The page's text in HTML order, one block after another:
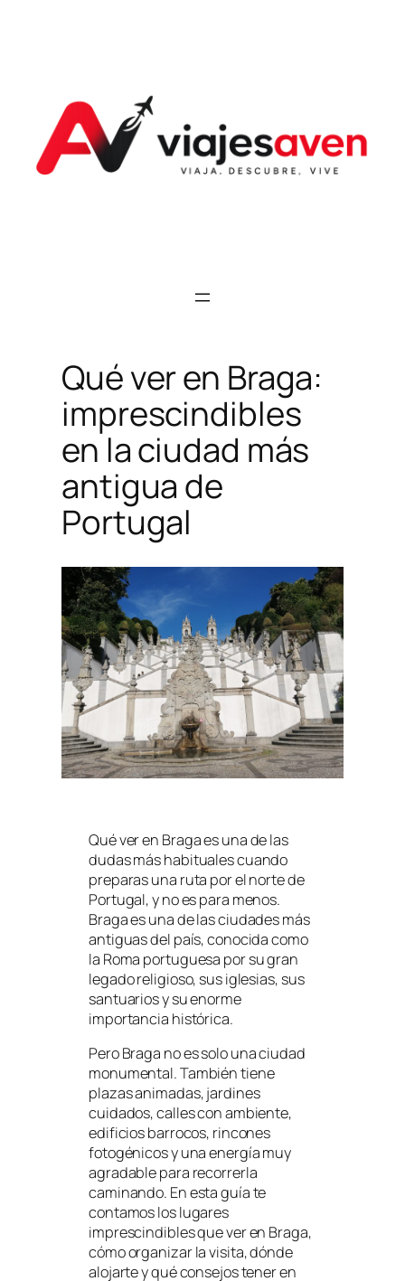
contenido
Qué ver en Braga:
imprescindibles
en la ciudad más
antigua de
Portugal
Qué ver en Braga es una de las
dudas más habituales cuando
preparas una ruta por el norte de
Portugal, y no es para menos.
Braga es una de las ciudades más
antiguas del país, conocida como
la Roma portuguesa por su gran
legado religioso, sus iglesias, sus
santuarios y su enorme
importancia histórica.
Pero Braga no es solo una ciudad
monumental. También tiene
plazas animadas, jardines
cuidados, calles con ambiente,
edificios barrocos, rincones
fotogénicos y una energía muy
agradable para recorrerla
caminando. En esta guía te
contamos los lugares
imprescindibles que ver en Braga,
cómo organizar la visita, dónde
alojarte y qué consejos tener en